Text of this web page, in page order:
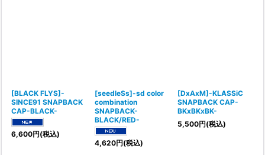
[BLACK FLYS]-
SINCE91 SNAPBACK
CAP-BLACK-
6,600円(税込)
[seedleSs]-sd color
combination
SNAPBACK-
BLACK/RED-
4,620円(税込)
[DxAxM]-KLASSiC
SNAPBACK CAP-
BKxBKxBK-
5,500円(税込)